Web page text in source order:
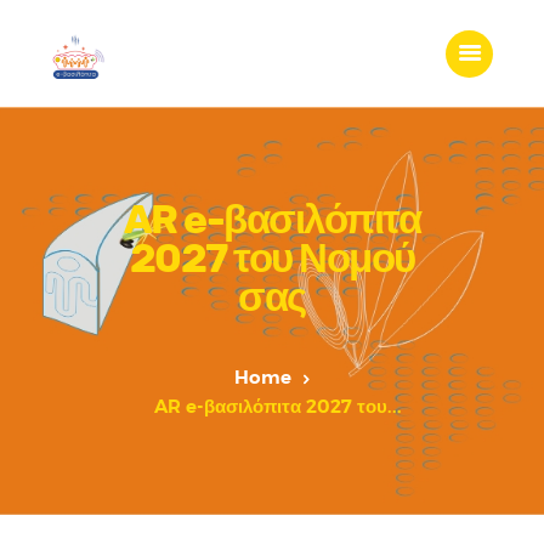
AR e-βασιλόπιτα
2027 του Νομού
σας
Home
AR e-βασιλόπιτα 2027 του...